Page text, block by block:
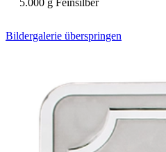
5.000 g Feinsilber
Bildergalerie überspringen